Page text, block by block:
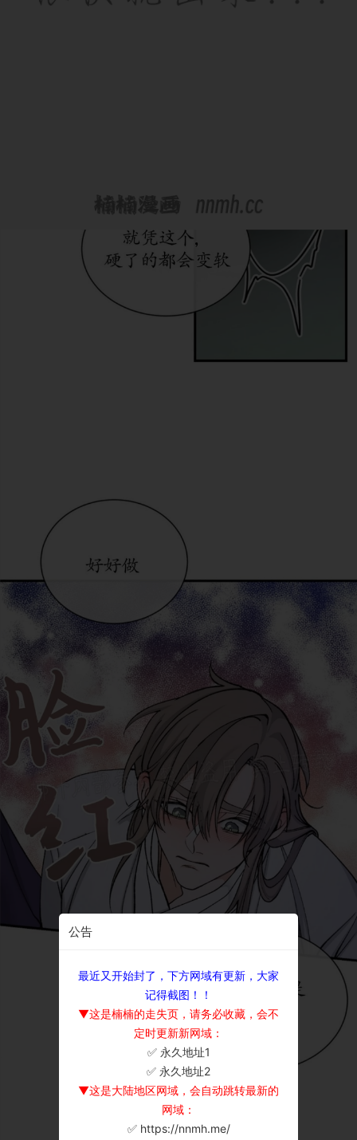
公告
最近又开始封了，下方网域有更新，大家
记得截图！！
▼这是楠楠的走失页，请务必收藏，会不
定时更新新网域：
✅ 永久地址1
✅ 永久地址2
▼这是大陆地区网域，会自动跳转最新的
网域：
✅ https://nnmh.me/